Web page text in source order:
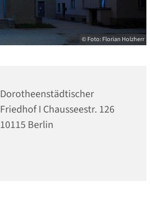
© Foto: Florian Holzherr
Dorotheenstädtischer
Friedhof I Chausseestr. 126
10115 Berlin